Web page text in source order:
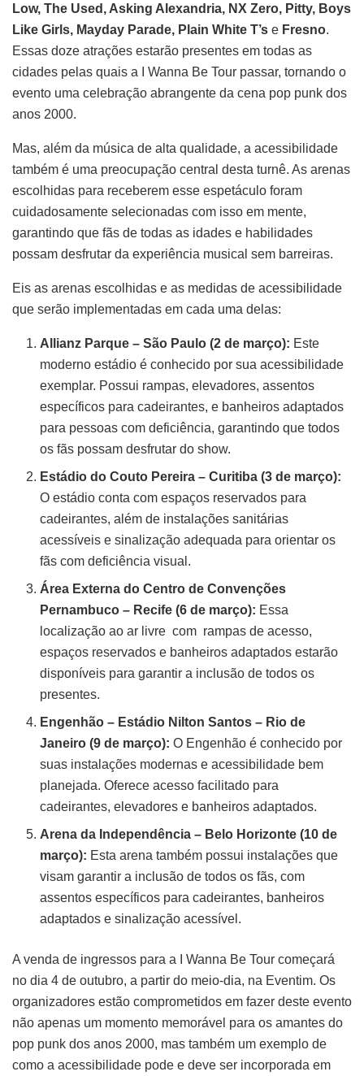
Low, The Used, Asking Alexandria, NX Zero, Pitty, Boys
Like Girls, Mayday Parade, Plain White T’s e Fresno.
Essas doze atrações estarão presentes em todas as
cidades pelas quais a I Wanna Be Tour passar, tornando o
evento uma celebração abrangente da cena pop punk dos
anos 2000.
Mas, além da música de alta qualidade, a acessibilidade
também é uma preocupação central desta turnê. As arenas
escolhidas para receberem esse espetáculo foram
cuidadosamente selecionadas com isso em mente,
garantindo que fãs de todas as idades e habilidades
possam desfrutar da experiência musical sem barreiras.
Eis as arenas escolhidas e as medidas de acessibilidade
que serão implementadas em cada uma delas:
Allianz Parque – São Paulo (2 de março): Este
moderno estádio é conhecido por sua acessibilidade
exemplar. Possui rampas, elevadores, assentos
específicos para cadeirantes, e banheiros adaptados
para pessoas com deficiência, garantindo que todos
os fãs possam desfrutar do show.
Estádio do Couto Pereira – Curitiba (3 de março):
O estádio conta com espaços reservados para
cadeirantes, além de instalações sanitárias
acessíveis e sinalização adequada para orientar os
fãs com deficiência visual.
Área Externa do Centro de Convenções
Pernambuco – Recife (6 de março): Essa
localização ao ar livre com rampas de acesso,
espaços reservados e banheiros adaptados estarão
disponíveis para garantir a inclusão de todos os
presentes.
Engenhão – Estádio Nilton Santos – Rio de
Janeiro (9 de março): O Engenhão é conhecido por
suas instalações modernas e acessibilidade bem
planejada. Oferece acesso facilitado para
cadeirantes, elevadores e banheiros adaptados.
Arena da Independência – Belo Horizonte (10 de
março): Esta arena também possui instalações que
visam garantir a inclusão de todos os fãs, com
assentos específicos para cadeirantes, banheiros
adaptados e sinalização acessível.
A venda de ingressos para a I Wanna Be Tour começará
no dia 4 de outubro, a partir do meio-dia, na Eventim. Os
organizadores estão comprometidos em fazer deste evento
não apenas um momento memorável para os amantes do
pop punk dos anos 2000, mas também um exemplo de
como a acessibilidade pode e deve ser incorporada em